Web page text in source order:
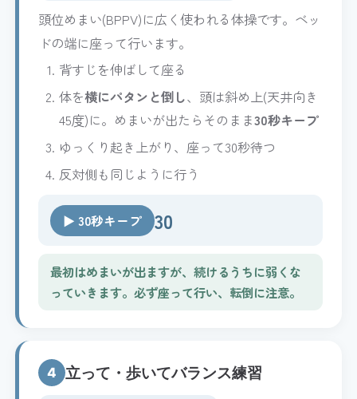
頭位めまい(BPPV)に広く使われる体操です。ベッ
ドの端に座って行います。
背すじを伸ばして座る
体を横にパタンと倒し、頭は斜め上(天井向き
45度)に。めまいが出たらそのまま30秒キープ
ゆっくり起き上がり、座って30秒待つ
反対側も同じように行う
▶ 30秒キープ 30
最初はめまいが出ますが、続けるうちに弱くな
っていきます。必ず座って行い、転倒に注意。
4 立って・歩いてバランス練習